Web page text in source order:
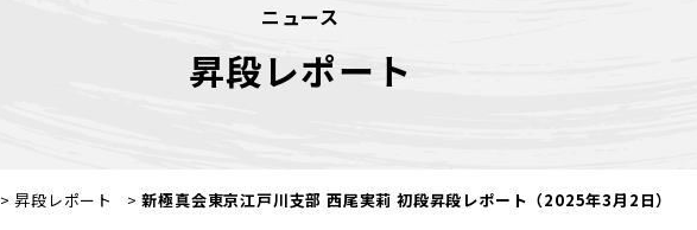
ニュース
昇段レポート
>昇段レポート >新極真会東京江戸川支部 西尾実莉 初段昇段レポート（2025年3月2日）